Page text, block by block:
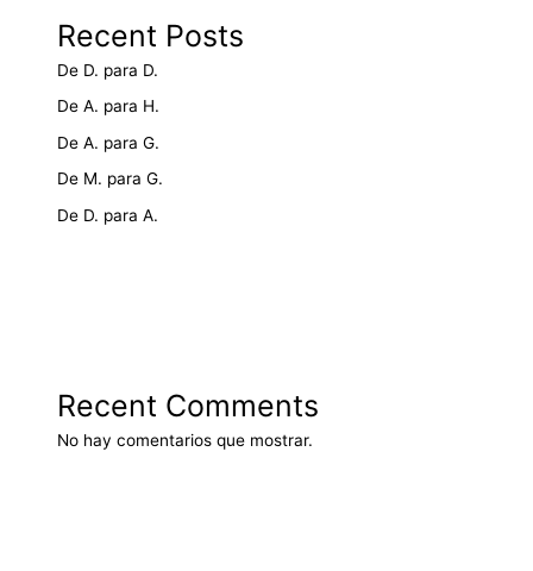
Recent Posts
De D. para D.
De A. para H.
De A. para G.
De M. para G.
De D. para A.
Recent Comments
No hay comentarios que mostrar.